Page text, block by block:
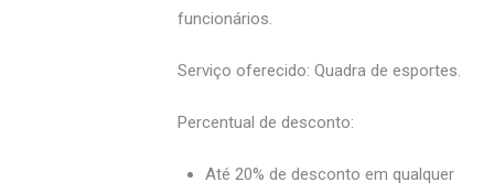
funcionários.
Serviço oferecido: Quadra de esportes.
Percentual de desconto:
Até 20% de desconto em qualquer